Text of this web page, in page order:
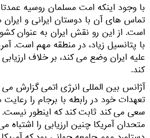
با وجود اینکه امت مسلمان روسیه
تماس های آن با دوستان ایرانی و ایران
است. از این رو نقش ایران به عنوان
با پتانسیل زیاد، در منطقه مهم است.
علیه ایران وضع می کند، بر خلاف
کند.
آژانس بین المللی انرژی اتمی گزارش
تعهدات خود در رابطه با برجام را رعایت
سعی می کند ثابت کند که اینطور
متحدان آمریکا چنین ارزیابی را اشتباه